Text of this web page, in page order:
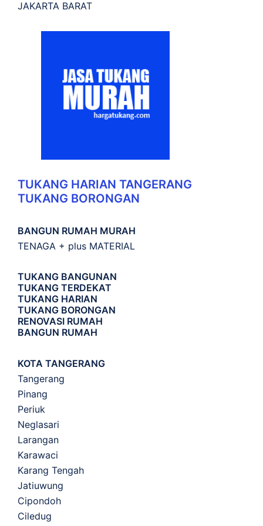
JAKARTA BARAT
TUKANG HARIAN TANGERANG
TUKANG BORONGAN
BANGUN RUMAH MURAH
TENAGA + plus MATERIAL
TUKANG BANGUNAN
TUKANG TERDEKAT
TUKANG HARIAN
TUKANG BORONGAN
RENOVASI RUMAH
BANGUN RUMAH
KOTA TANGERANG
Tangerang
Pinang
Periuk
Neglasari
Larangan
Karawaci
Karang Tengah
Jatiuwung
Cipondoh
Ciledug